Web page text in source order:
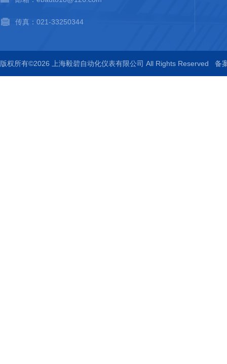
传真：021-33250344
版权所有©2026 上海毅碧自动化仪表有限公司 All Rights Reserved 备